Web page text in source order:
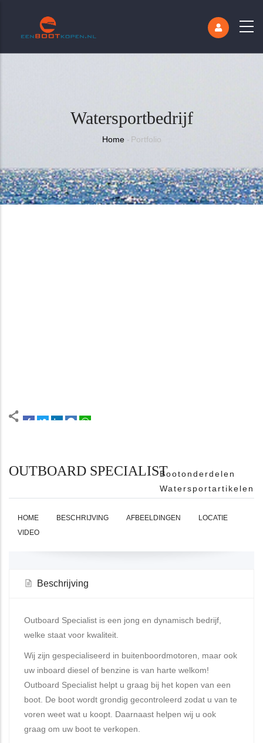
Watersportbedrijf
Kruimelpad
Home - Portfolio
OUTBOARD SPECIALISTBootonderdelen
Watersportartikelen
HOME BESCHRIJVING AFBEELDINGEN
LOCATIE
VIDEO
Beschrijving
Outboard Specialist is een jong en dynamisch bedrijf,
welke staat voor kwaliteit.
Wij zijn gespecialiseerd in buitenboordmotoren, maar ook
uw inboard diesel of benzine is van harte welkom!
Outboard Specialist helpt u graag bij het kopen van een
boot. De boot wordt grondig gecontroleerd zodat u van te
voren weet wat u koopt. Daarnaast helpen wij u ook
graag om uw boot te verkopen.